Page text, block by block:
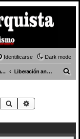
Dark mode
Identificarse
Teoría del anarquismo Liberación animal
Buscar